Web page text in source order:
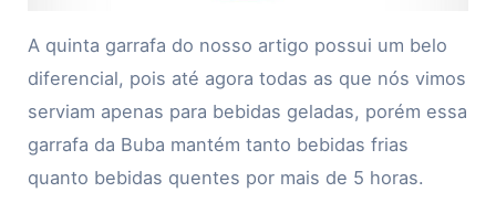
A quinta garrafa do nosso artigo possui um belo
diferencial, pois até agora todas as que nós vimos
serviam apenas para bebidas geladas, porém essa
garrafa da Buba mantém tanto bebidas frias
quanto bebidas quentes por mais de 5 horas.